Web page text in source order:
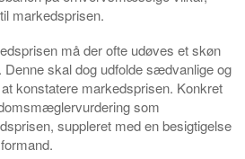
markedsprisen.
må der ofte udøves et skøn
skal dog udfolde sædvanlige og
konstatere markedsprisen. Konkret
som
suppleret med en besigtigelse